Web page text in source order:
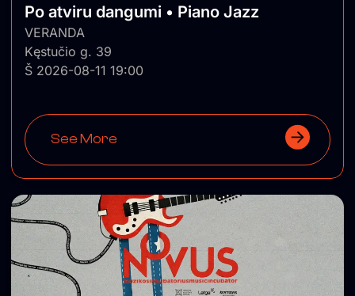
Po atviru dangumi • Piano Jazz
VERANDA
Kęstučio g. 39
Š 2026-08-11 19:00
See More